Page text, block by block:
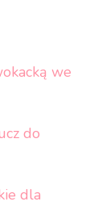
we
do
dla